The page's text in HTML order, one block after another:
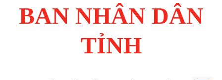
BAN NHÂN DÂN
TỈNH